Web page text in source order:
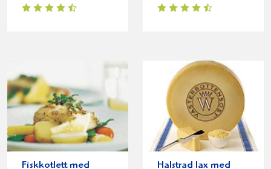
Fiskkotlett med
Halstrad lax med